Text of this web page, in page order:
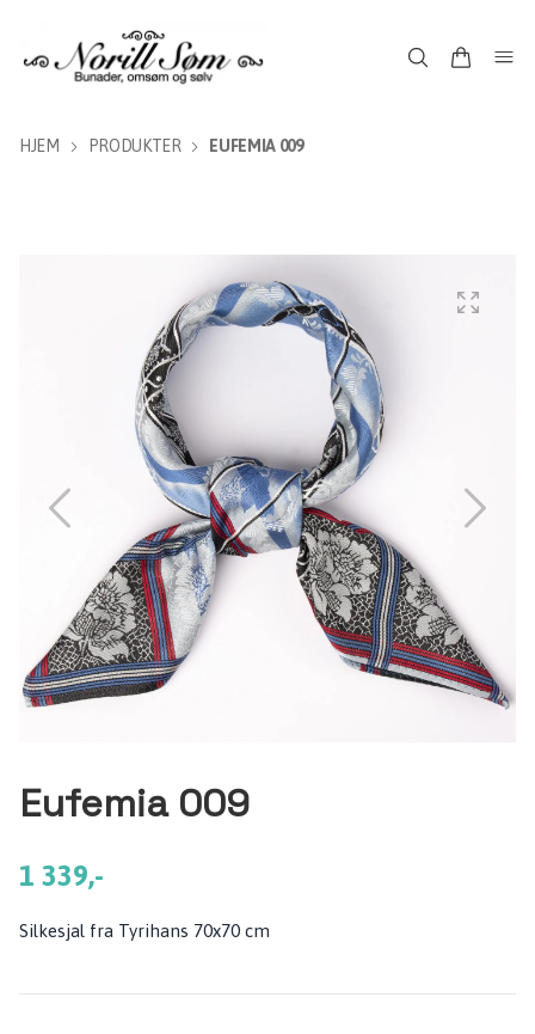
HJEM PRODUKTER EUFEMIA 009
Eufemia 009
1 339,-
Silkesjal fra Tyrihans 70x70 cm